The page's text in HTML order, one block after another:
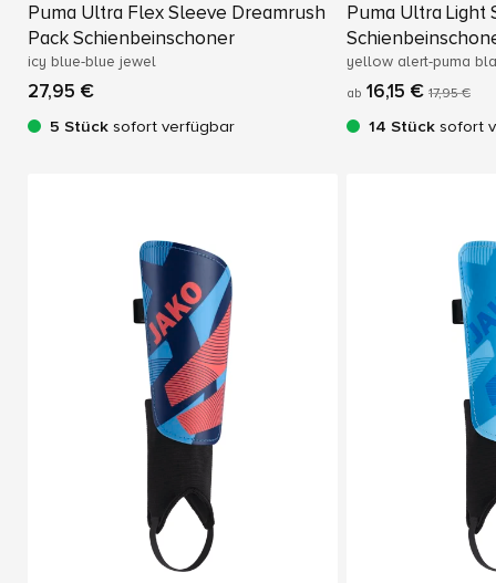
Puma Ultra Flex Sleeve Dreamrush
Pack Schienbeinschoner
icy blue-blue jewel
27,95 €
5 Stück sofort verfügbar
Puma Ultra Light
yellow alert-puma
ab 16,15 € 17,95 €
14 Stück sofort